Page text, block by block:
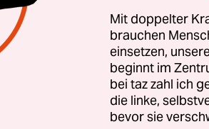
auf Drängen der Union.
der Bienen,
Spiel, warnt der weltweit
vom UFZ, dem Helmholtz-
bestäuben Obstbäume
Mit doppelter
brauchen
einsetzen,
beginnt im
bei taz zahl ich
die linke,
bevor sie